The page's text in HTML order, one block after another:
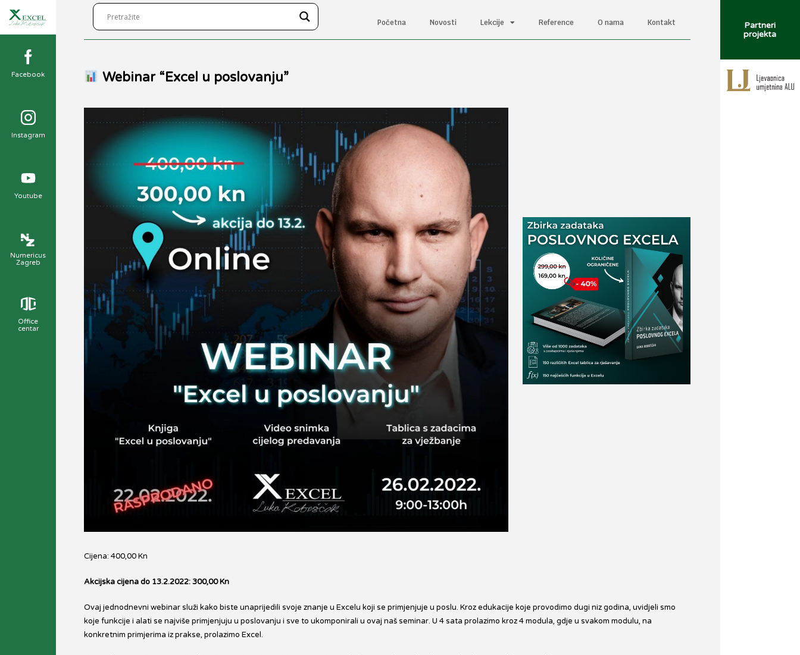
Facebook
Instagram
Youtube
Numericus
Zagreb
Office
centar
Početna Novosti Lekcije Reference O nama Kontakt
Webinar “Excel u poslovanju”
Cijena: 400,00 Kn
Akcijska cijena do 13.2.2022: 300,00 Kn
Ovaj jednodnevni webinar služi kako biste unaprijedili svoje znanje u Excelu koji se primjenjuje u poslu. Kroz edukacije koje provodimo dugi niz godina, uvidjeli smo
koje funkcije i alati se najviše primjenjuju u poslovanju i sve to ukomponirali u ovaj naš seminar. U 4 sata prolazimo kroz 4 modula, gdje u svakom modulu, na
konkretnim primjerima iz prakse, prolazimo Excel.
Partneri
projekta